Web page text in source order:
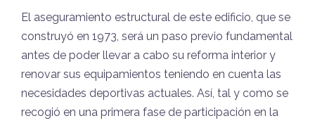
El aseguramiento estructural de este edificio, que se
construyó en 1973, será un paso previo fundamental
antes de poder llevar a cabo su reforma interior y
renovar sus equipamientos teniendo en cuenta las
necesidades deportivas actuales. Así, tal y como se
recogió en una primera fase de participación en la